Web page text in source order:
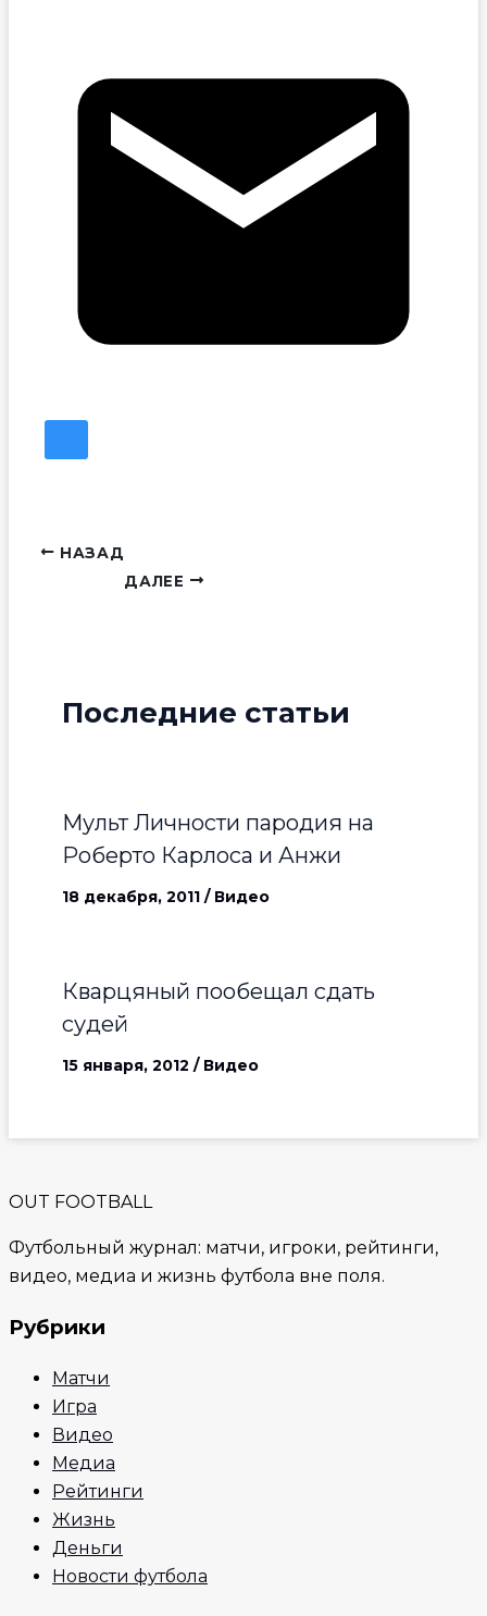
НАЗАД
ДАЛЕЕ
Последние статьи
Мульт Личности пародия на
Роберто Карлоса и Анжи
18 декабря, 2011 / Видео
Кварцяный пообещал сдать
судей
15 января, 2012 / Видео
OUT FOOTBALL
Футбольный журнал: матчи, игроки, рейтинги,
видео, медиа и жизнь футбола вне поля.
Рубрики
Матчи
Игра
Видео
Медиа
Рейтинги
Жизнь
Деньги
Новости футбола